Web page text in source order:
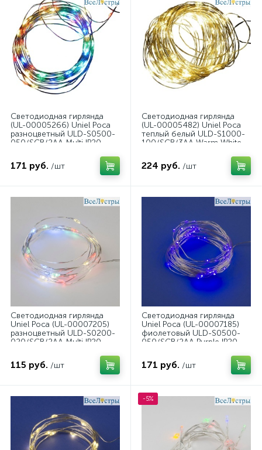
Светодиодная гирлянда
(UL-00005266) Uniel Роса
разноцветный ULD-S0500-
050/SCB/2AA Multi IP20
171 руб. /шт
Светодиодная гирлянда
(UL-00005482) Uniel Роса
теплый белый ULD-S1000-
100/SCB/3AA Warm White
224 руб. /шт
Светодиодная гирлянда
Uniel Роса (UL-00007205)
разноцветный ULD-S0200-
020/SСB/2AA Multi IP20
115 руб. /шт
Светодиодная гирлянда
Uniel Роса (UL-00007185)
фиолетовый ULD-S0500-
050/SCB/2AA Purple IP20
171 руб. /шт
-5%